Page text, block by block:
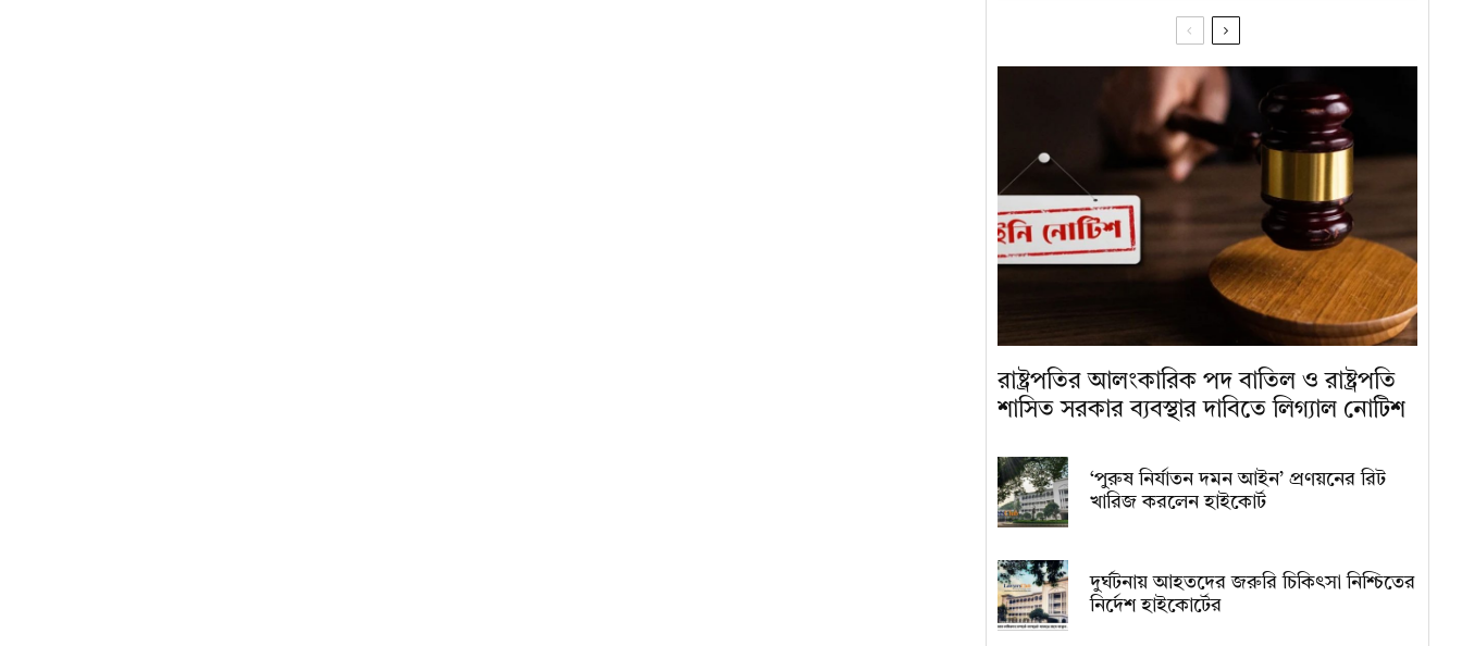
রাষ্ট্রপতির আলংকারিক পদ বাতিল ও রাষ্ট্রপতি
শাসিত সরকার ব্যবস্থার দাবিতে লিগ্যাল নোটিশ
‘পুরুষ নির্যাতন দমন আইন’ প্রণয়নের রিট
খারিজ করলেন হাইকোর্ট
দুর্ঘটনায় আহতদের জরুরি চিকিৎসা নিশ্চিতের
নির্দেশ হাইকোর্টের